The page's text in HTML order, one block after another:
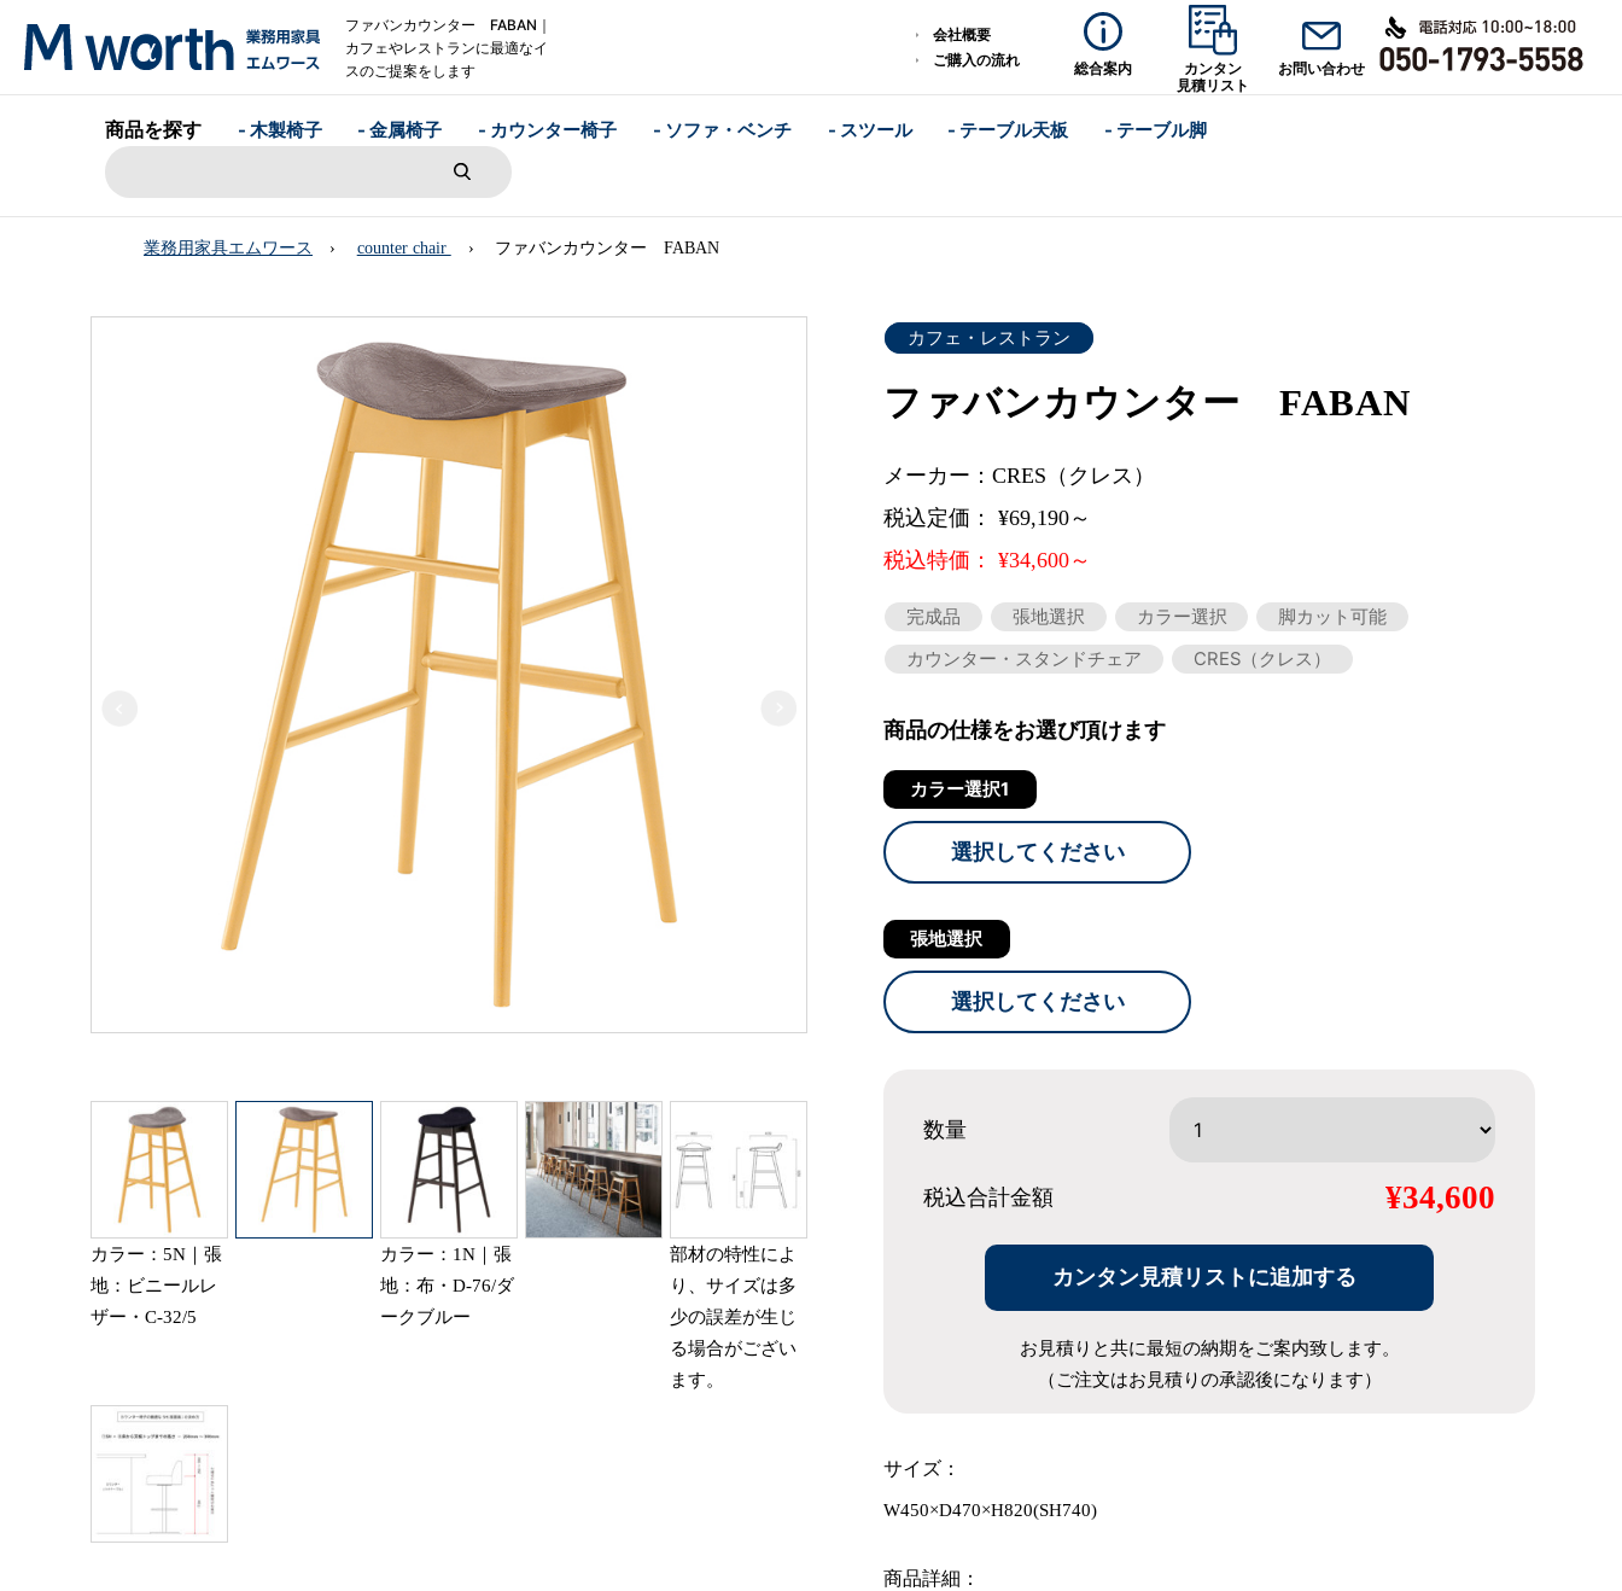
ファバンカウンター FABAN｜
カフェやレストランに最適なイ
スのご提案をします
会社概要
ご購入の流れ
総合案内
カンタン
見積リスト
お問い合わせ
商品を探す - 木製椅子 - 金属椅子 - カウンター椅子 - ソファ・ベンチ - スツール - テーブル天板 - テーブル脚
業務用家具エムワース counter chair ファバンカウンター FABAN
カラー：5N｜張
地：ビニールレ
ザー・C-32/5
カラー：1N｜張
地：布・D-76/ダ
ークブルー
部材の特性によ
り、サイズは多
少の誤差が生じ
る場合がござい
ます。
カフェ・レストラン
ファバンカウンター FABAN
メーカー：CRES（クレス）
税込定価： ¥69,190～
税込特価： ¥34,600～
完成品 張地選択 カラー選択
脚カット可能
カウンター・スタンドチェア
CRES（クレス）
商品の仕様をお選び頂けます
カラー選択1
選択してください
張地選択
選択してください
数量
税込合計金額 ¥34,600
カンタン見積リストに追加する
お見積りと共に最短の納期をご案内致します。
（ご注文はお見積りの承認後になります）
サイズ：
W450×D470×H820(SH740)
商品詳細：